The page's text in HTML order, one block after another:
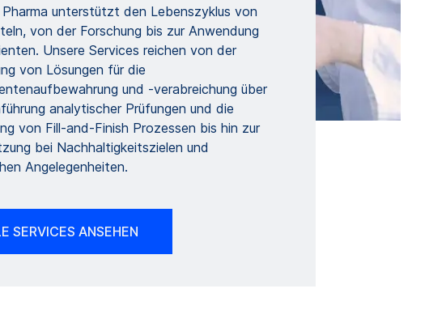
unterstützt den Lebenszyklus von
von der Forschung bis zur Anwendung
Unsere Services reichen von der
von Lösungen für die
und -verabreichung über
analytischer Prüfungen und die
von Fill-and-Finish Prozessen bis hin zur
bei Nachhaltigkeitszielen und
Angelegenheiten.
SERVICES ANSEHEN